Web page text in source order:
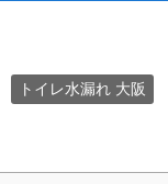
トイレ水漏れ 大阪